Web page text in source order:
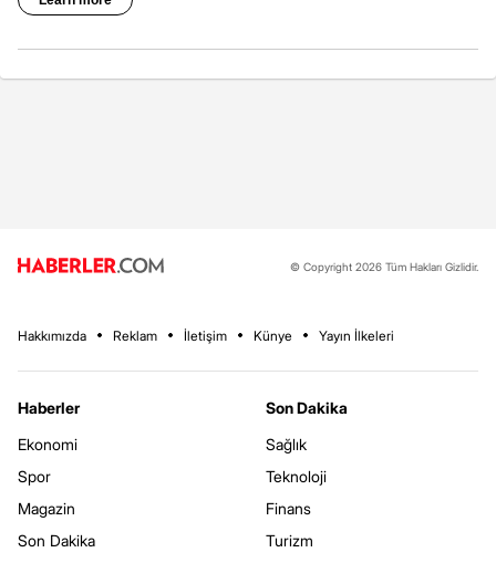
© Copyright 2026 Tüm Hakları Gizlidir.
Hakkımızda Reklam İletişim Künye Yayın İlkeleri
Haberler
Ekonomi
Spor
Magazin
Son Dakika
Son Dakika
Sağlık
Teknoloji
Finans
Turizm